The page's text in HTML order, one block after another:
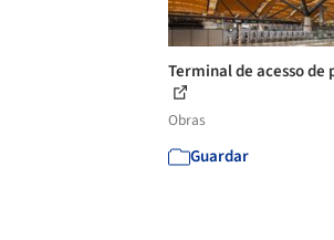
Terminal de acesso de
Obras
Guardar